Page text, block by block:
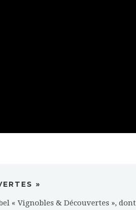
»
« Vignobles & Découvertes », dont